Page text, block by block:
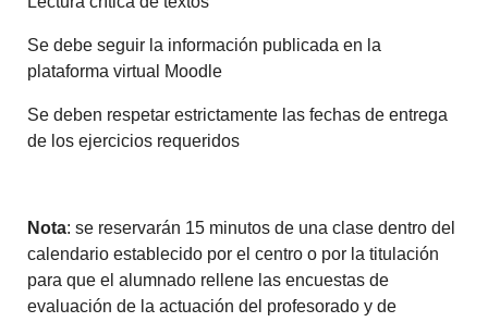
Se debe seguir la información publicada en la
plataforma virtual Moodle
Se deben respetar estrictamente las fechas de entrega
de los ejercicios requeridos
Nota: se reservarán 15 minutos de una clase dentro del
calendario establecido por el centro o por la titulación
para que el alumnado rellene las encuestas de
evaluación de la actuación del profesorado y de